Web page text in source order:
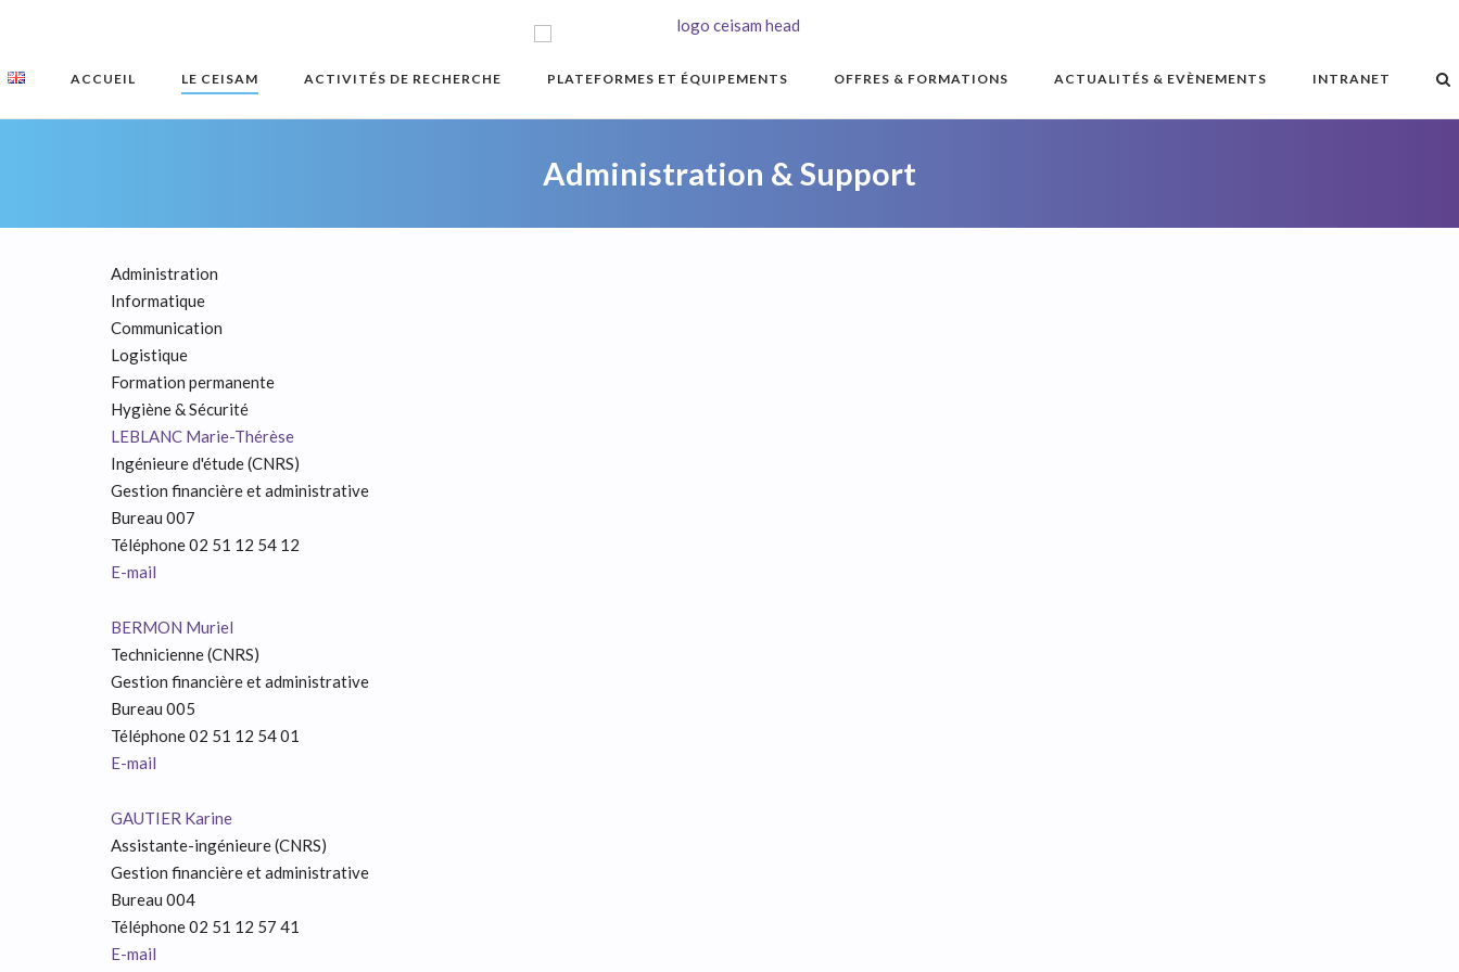
ACCUEIL LE CEISAM ACTIVITÉS DE RECHERCHE PLATEFORMES ET ÉQUIPEMENTS OFFRES & FORMATIONS ACTUALITÉS & EVÈNEMENTS INTRANET
Administration & Support
Administration
Informatique
Communication
Logistique
Formation permanente
Hygiène & Sécurité
LEBLANC Marie-Thérèse
Ingénieure d'étude (CNRS)
Gestion financière et administrative
Bureau 007
Téléphone 02 51 12 54 12
E-mail
BERMON Muriel
Technicienne (CNRS)
Gestion financière et administrative
Bureau 005
Téléphone 02 51 12 54 01
E-mail
GAUTIER Karine
Assistante-ingénieure (CNRS)
Gestion financière et administrative
Bureau 004
Téléphone 02 51 12 57 41
E-mail